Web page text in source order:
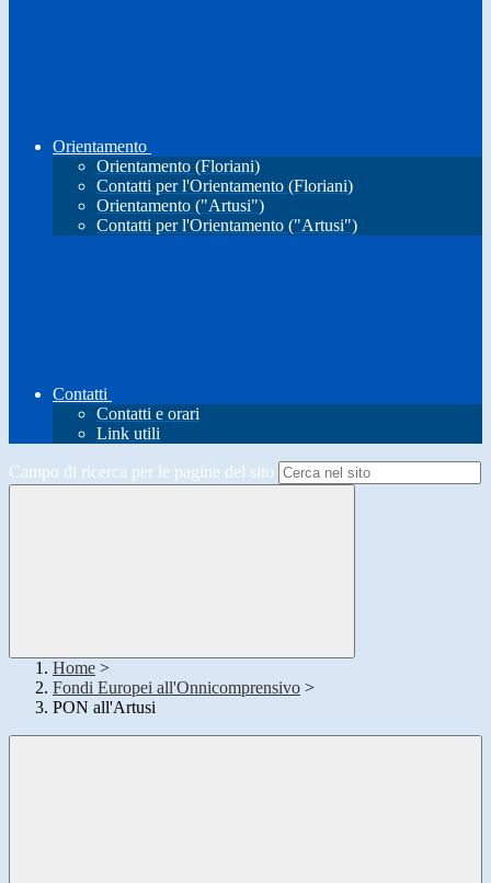
Orientamento
Orientamento (Floriani)
Contatti per l'Orientamento (Floriani)
Orientamento ("Artusi")
Contatti per l'Orientamento ("Artusi")
Contatti
Contatti e orari
Link utili
Campo di ricerca per le pagine del sito
Home >
Fondi Europei all'Onnicomprensivo >
PON all'Artusi